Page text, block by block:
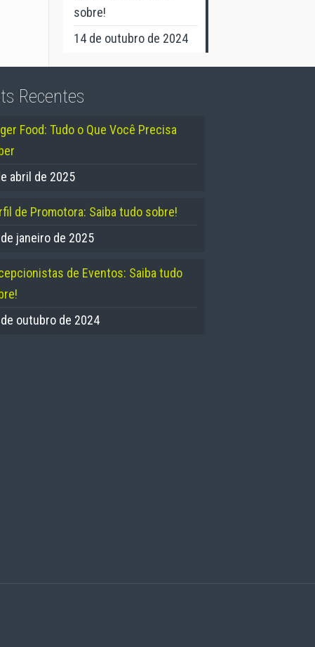
sobre!
14 de outubro de 2024
Recentes
Food: Tudo o Que Você Precisa
abril de 2025
de Promotora: Saiba tudo sobre!
janeiro de 2025
de Eventos: Saiba tudo
outubro de 2024